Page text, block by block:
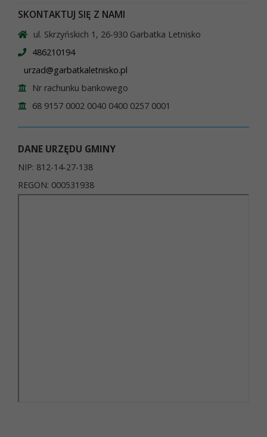
SKONTAKTUJ SIĘ Z NAMI
ul. Skrzyńskich 1, 26-930 Garbatka Letnisko
486210194
urzad@garbatkaletnisko.pl
Nr rachunku bankowego
68 9157 0002 0040 0400 0257 0001
DANE URZĘDU GMINY
NIP: 812-14-27-138
REGON: 000531938